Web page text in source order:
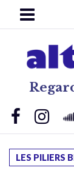
LES PILIERS